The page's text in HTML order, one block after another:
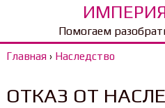
Помогаем
Главная› Наследство
ОТКАЗ ОТ